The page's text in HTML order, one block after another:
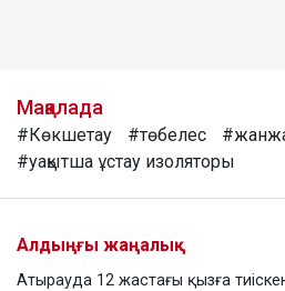
Мақалада
#Көкшетау #төбелес
#уақытша ұстау изоляторы
Алдыңғы жаңалық
Атырауда 12 жастағы қызға